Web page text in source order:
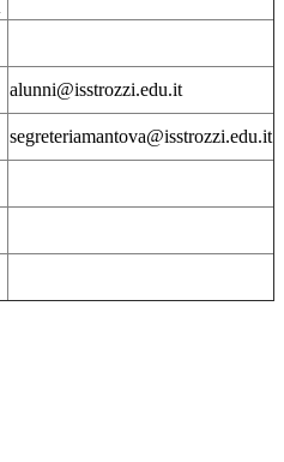
alunni@isstrozzi.edu.it
segreteriamantova@isstrozzi.edu.it